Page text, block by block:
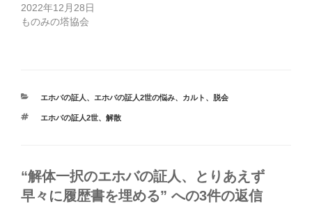
2022年12月28日
ものみの塔協会
カ
ゴ
エホバの証人 、 エホバの証人2世の悩み、 カルト 、 脱会
タ
エホバの証人2世、 解散
“解体一択のエホバの証人、とりあえず
早々に履歴書を埋める” への3件の返信